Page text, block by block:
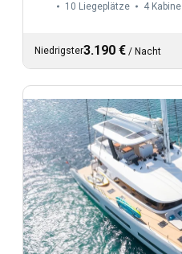
10 Liegeplätze 4 Kabine
Niedrigster3.190 € / Nacht